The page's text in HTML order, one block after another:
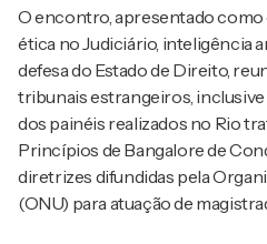
O encontro, apresentado
ética no Judiciário, inteligência
defesa do Estado de Direito,
tribunais estrangeiros,
dos painéis realizados no Rio
Princípios de Bangalore de
diretrizes difundidas pela
(ONU) para atuação de